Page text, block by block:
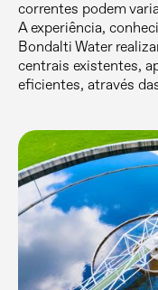
correntes podem
A experiência,
Bondalti Water
centrais existentes,
eficientes, através